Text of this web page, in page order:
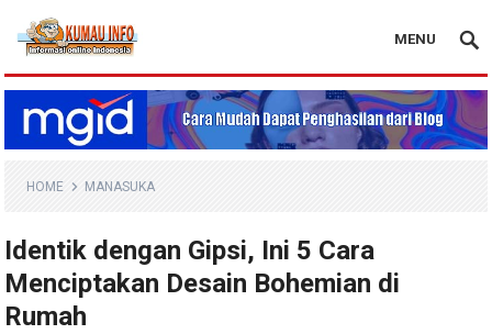
Blog Kumau Info
MENU
HOME MANASUKA
Identik dengan Gipsi, Ini 5 Cara
Menciptakan Desain Bohemian di
Rumah